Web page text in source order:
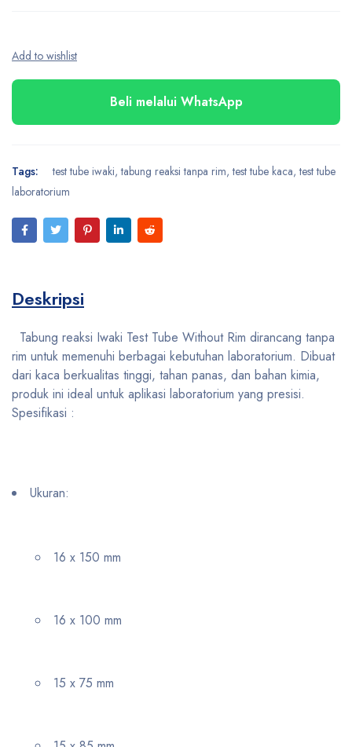
Beli melalui WhatsApp
Tags: test tube iwaki,tabung reaksi tanpa rim,test tube kaca,test tube
laboratorium
Deskripsi
Tabung reaksi Iwaki Test Tube Without Rim dirancang tanpa
rim untuk memenuhi berbagai kebutuhan laboratorium. Dibuat
dari kaca berkualitas tinggi, tahan panas, dan bahan kimia,
produk ini ideal untuk aplikasi laboratorium yang presisi.
Spesifikasi :
Ukuran:
16 x 150 mm
16 x 100 mm
15 x 75 mm